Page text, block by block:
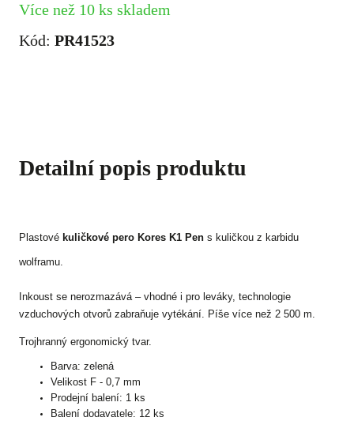
Více než 10 ks skladem
Kód: PR41523
Detailní popis produktu
Plastové kuličkové pero Kores K1 Pen s kuličkou z karbidu
wolframu.
Inkoust se nerozmazává – vhodné i pro leváky, technologie
vzduchových otvorů zabraňuje vytékání. Píše více než 2 500 m.
Trojhranný ergonomický tvar.
Barva: zelená
Velikost F - 0,7 mm
Prodejní balení: 1 ks
Balení dodavatele: 12 ks